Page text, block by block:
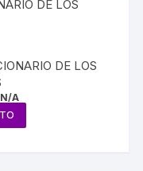
DE LOS
N/A